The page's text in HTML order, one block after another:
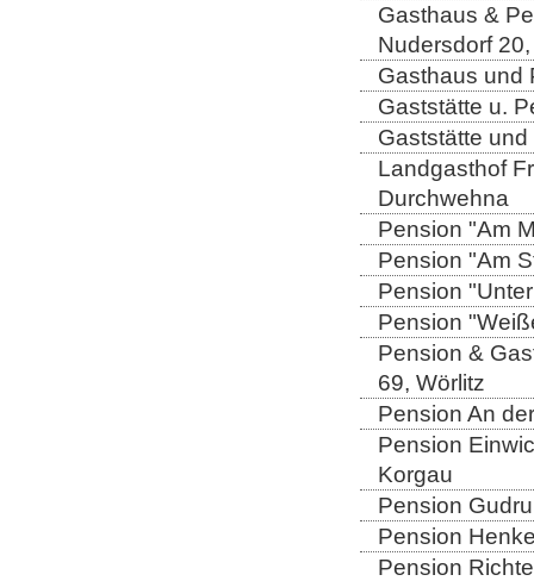
Gasthaus &
Nudersdorf
Gasthaus und
Gaststätte u.
Gaststätte
Landgasthof
Durchwehna
Pension "Am
Pension "Am
Pension
Pension
Pension &
69, Wörlitz
Pension An
Pension
Korgau
Pension
Pension
Pension